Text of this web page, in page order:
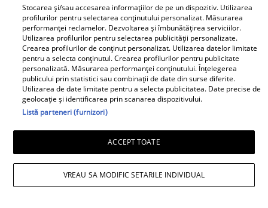
Stocarea și/sau accesarea informațiilor de pe un dispozitiv. Utilizarea
profilurilor pentru selectarea conținutului personalizat. Măsurarea
performanței reclamelor. Dezvoltarea și îmbunătățirea serviciilor.
Utilizarea profilurilor pentru selectarea publicității personalizate.
Crearea profilurilor de conținut personalizat. Utilizarea datelor limitate
pentru a selecta conținutul. Crearea profilurilor pentru publicitate
personalizată. Măsurarea performanței conținutului. Înțelegerea
publicului prin statistici sau combinații de date din surse diferite.
Utilizarea de date limitate pentru a selecta publicitatea. Date precise de
geolocație și identificarea prin scanarea dispozitivului.
Listă parteneri (furnizori)
ACCEPT TOATE
VREAU SA MODIFIC SETARILE INDIVIDUAL